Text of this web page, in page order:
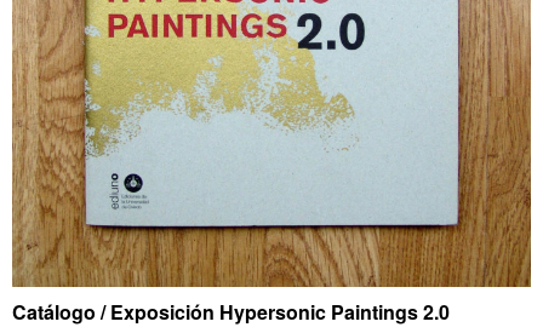
Catálogo / Exposición Hypersonic Paintings 2.0